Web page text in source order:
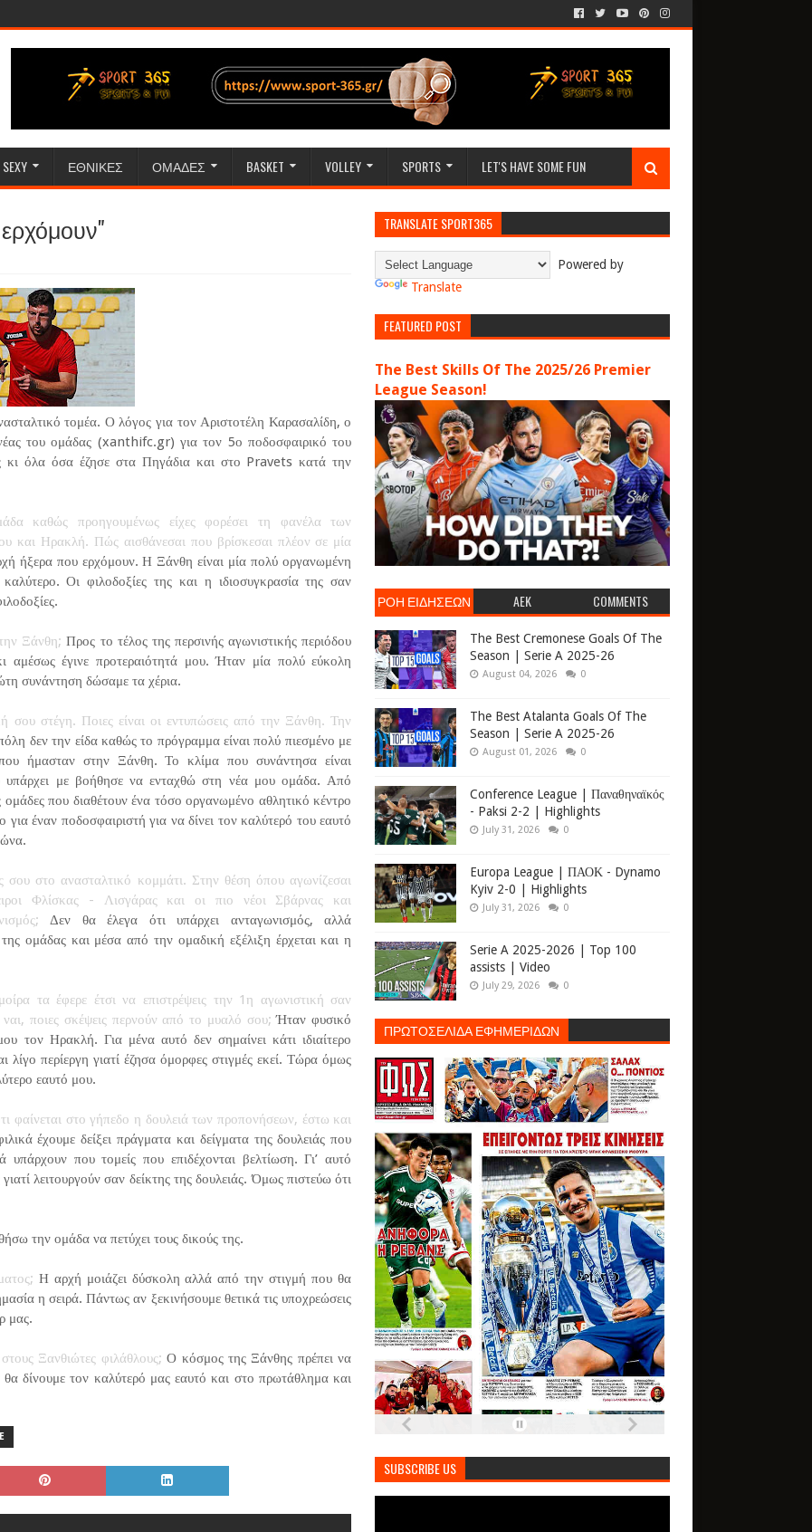
SEXY ΕΘΝΙΚΕΣ ΟΜΑΔΕΣ BASKET VOLLEY SPORTS LET'S HAVE SOME FUN
τομέα. Ο λόγος για τον Αριστοτέλη Καρασαλίδη, ο
του ομάδας (xanthifc.gr) για τον 5ο ποδοσφαιρικό του
κι όλα όσα έζησε στα Πηγάδια και στο Pravets κατά την
καθώς προηγουμένως είχες φορέσει τη φανέλα των
και Ηρακλή. Πώς αισθάνεσαι που βρίσκεσαι πλέον σε μία
ήξερα που ερχόμουν. Η Ξάνθη είναι μία πολύ οργανωμένη
Οι φιλοδοξίες της και η ιδιοσυγκρασία της σαν
Ξάνθη; Προς το τέλος της περσινής αγωνιστικής περιόδου
αμέσως έγινε προτεραιότητά μου. Ήταν μία πολύ εύκολη
συνάντηση δώσαμε τα χέρια.
σου στέγη. Ποιες είναι οι εντυπώσεις από την Ξάνθη. Την
δεν την είδα καθώς το πρόγραμμα είναι πολύ πιεσμένο με
ήμασταν στην Ξάνθη. Το κλίμα που συνάντησα είναι
υπάρχει με βοήθησε να ενταχθώ στη νέα μου ομάδα. Από
που διαθέτουν ένα τόσο οργανωμένο αθλητικό κέντρο
έναν ποδοσφαιριστή για να δίνει τον καλύτερό του εαυτό
σου στο ανασταλτικό κομμάτι. Στην θέση όπου αγωνίζεσαι
Φλίσκας - Λισγάρας και οι πιο νέοι Σβάρνας και
Δεν θα έλεγα ότι υπάρχει ανταγωνισμός, αλλά
ομάδας και μέσα από την ομαδική εξέλιξη έρχεται και η
τα έφερε έτσι να επιστρέψεις την 1η αγωνιστική σαν
ποιες σκέψεις περνούν από το μυαλό σου;Ήταν φυσικό
τον Ηρακλή. Για μένα αυτό δεν σημαίνει κάτι ιδιαίτερο
λίγο περίεργη γιατί έζησα όμορφες στιγμές εκεί. Τώρα όμως
εαυτό μου.
φαίνεται στο γήπεδο η δουλειά των προπονήσεων, έστω και
έχουμε δείξει πράγματα και δείγματα της δουλειάς που
υπάρχουν που τομείς που επιδέχονται βελτίωση. Γι’ αυτό
λειτουργούν σαν δείκτης της δουλειάς. Όμως πιστεύω ότι
την ομάδα να πετύχει τους δικούς της.
Η αρχή μοιάζει δύσκολη αλλά από την στιγμή που θα
η σειρά. Πάντως αν ξεκινήσουμε θετικά τις υποχρεώσεις
μας.
Ξανθιώτες φιλάθλους; Ο κόσμος της Ξάνθης πρέπει να
θα δίνουμε τον καλύτερό μας εαυτό και στο πρωτάθλημα και
TRANSLATE SPORT365
Powered by
Translate
FEATURED POST
The Best Skills Of The 2025/26 Premier
League Season!
ΡΟΗ ΕΙΔΗΣΕΩΝ AEK COMMENTS
The Best Cremonese Goals Of The
Season | Serie A 2025-26
August 04, 2026 0
The Best Atalanta Goals Of The
Season | Serie A 2025-26
August 01, 2026 0
Conference League | Παναθηναϊκός
- Paksi 2-2 | Highlights
July 31, 2026 0
Europa League | ΠΑΟΚ - Dynamo
Kyiv 2-0 | Highlights
July 31, 2026 0
Serie A 2025-2026 | Top 100
assists | Video
July 29, 2026 0
ΠΡΩΤΟΣΕΛΙΔΑ ΕΦΗΜΕΡΙΔΩΝ
SUBSCRIBE US